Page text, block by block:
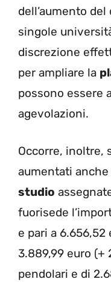
dell’aumento
singole
discrezione
per ampliare la
possono essere
agevolazioni.
Occorre, inoltre,
aumentati anche
studio
fuorisede
e pari a 6.656,52
3.889,99 euro (+
pendolari e di